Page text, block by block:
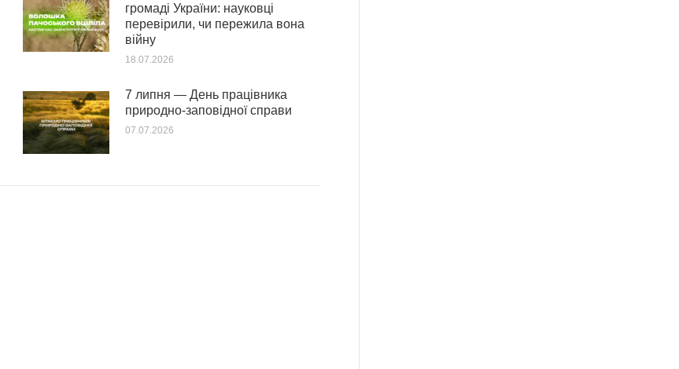
громаді України: науковці
перевірили, чи пережила вона
війну
18.07.2026
7 липня — День працівника
природно-заповідної справи
07.07.2026